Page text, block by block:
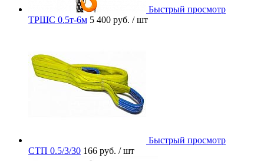
Быстрый просмотр
ТРШС 0.5т-6м 5 400 руб. / шт
Быстрый просмотр
СТП 0.5/3/30 166 руб. / шт